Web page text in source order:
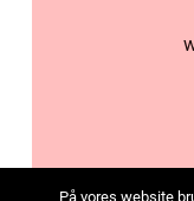
På vores website